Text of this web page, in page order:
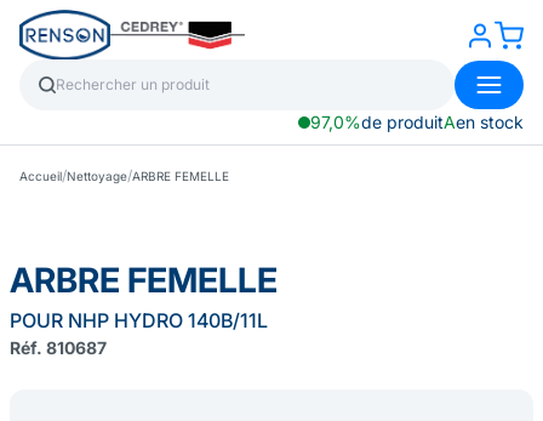
97,0%de produitAen stock
Accueil/Nettoyage/ARBRE FEMELLE
ARBRE FEMELLE
POUR NHP HYDRO 140B/11L
Réf. 810687